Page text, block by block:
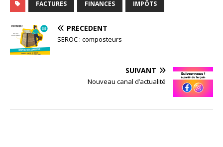
FACTURES FINANCES IMPÔTS
PRÉCÉDENT
SEROC : composteurs
SUIVANT
Nouveau canal d’actualité